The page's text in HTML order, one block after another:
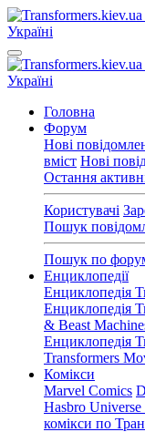
Головна
Форум
Нові
вміст Нові
Остання
Користувачі
Пошук
Пошук по
Енциклопедії
Енциклопедія
Енциклопедія
& Beast
Енциклопедія
Transformers
Комікси
Marvel Comics
Hasbro Universe
комікси по